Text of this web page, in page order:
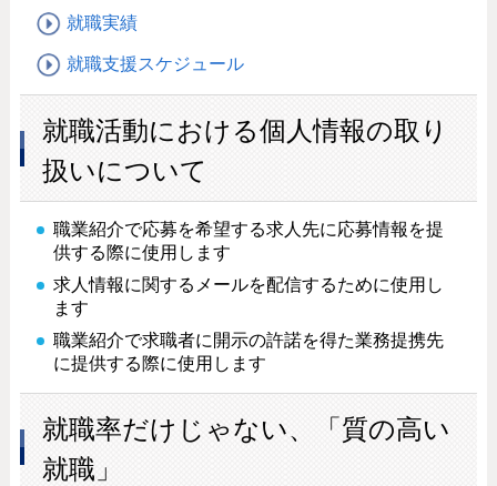
就職実績
就職支援スケジュール
就職活動における個人情報の取り
扱いについて
職業紹介で応募を希望する求人先に応募情報を提
供する際に使用します
求人情報に関するメールを配信するために使用し
ます
職業紹介で求職者に開示の許諾を得た業務提携先
に提供する際に使用します
就職率だけじゃない、「質の高い
就職」